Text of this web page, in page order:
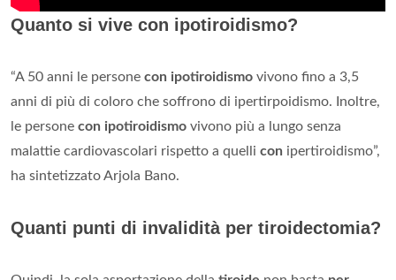
Quanto si vive con ipotiroidismo?
“A 50 anni le persone con ipotiroidismo vivono fino a 3,5
anni di più di coloro che soffrono di ipertirpoidismo. Inoltre,
le persone con ipotiroidismo vivono più a lungo senza
malattie cardiovascolari rispetto a quelli con ipertiroidismo”,
ha sintetizzato Arjola Bano.
Quanti punti di invalidità per tiroidectomia?